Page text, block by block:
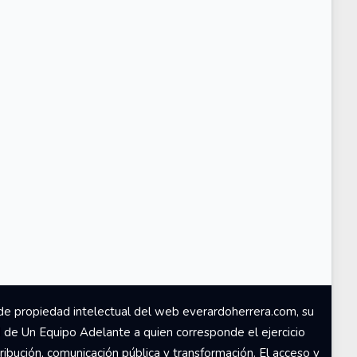
propiedad intelectual del web everardoherrera.com, su
Un Equipo Adelante a quien corresponde el ejercicio
comunicación pública y transformación. El acceso y